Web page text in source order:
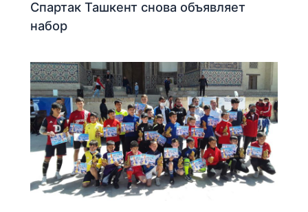
Спартак Ташкент снова объявляет
набор